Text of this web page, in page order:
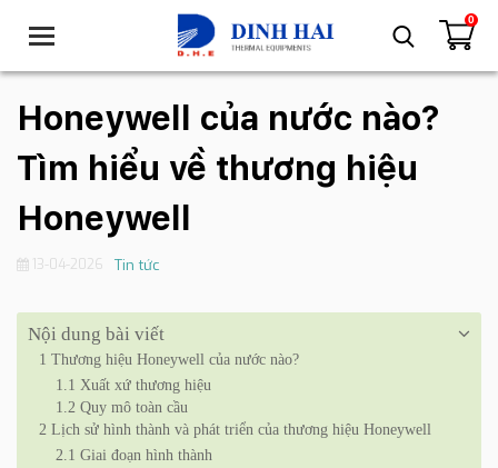
T
g
g
l
e
n
a
v
i
t
i
0
Honeywell của nước nào?
Tìm hiểu về thương hiệu
Honeywell
13-04-2026 Tin tức
Nội dung bài viết
1 Thương hiệu Honeywell của nước nào?
1.1 Xuất xứ thương hiệu
1.2 Quy mô toàn cầu
2 Lịch sử hình thành và phát triển của thương hiệu Honeywell
2.1 Giai đoạn hình thành